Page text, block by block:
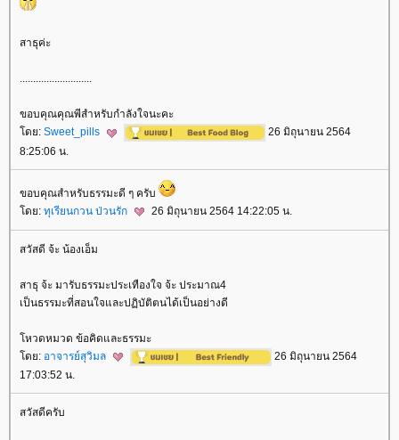
สาธุค่ะ
...........................
ขอบคุณคุณพีสำหรับกำลังใจนะคะ
ดย: Sweet_pills
26 มิถุนายน 2564
8:25:06 น.
ขอบคุณสำหรับธรรมะดี ๆ ครับ
ดย: ทุเรียนกวน ป่วนรัก 26 มิถุนายน 2564 14:22:05 น.
สวัสดี จ้ะ น้องเอ็ม
สาธุ จ้ะ มารับธรรมะประเทืองใจ จ้ะ ประมาณ4
เป็นธรรมะที่สอนใจและปฏิบัติตนได้เป็นอย่างดี
หวดหมวด ข้อคิดและธรรมะ
ดย: อาจารย์สุวิมล
26 มิถุนายน 2564
17:03:52 น.
สวัสดีครับ